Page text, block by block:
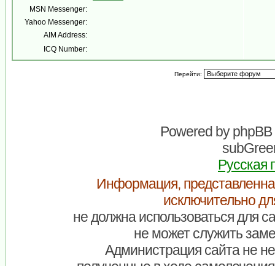
MSN Messenger:
Yahoo Messenger:
AIM Address:
ICQ Number:
Перейти:
Powered byphpBB
Русская
Информация,
исключительно
не должна использоваться для
не может служить
Администрация сайта не